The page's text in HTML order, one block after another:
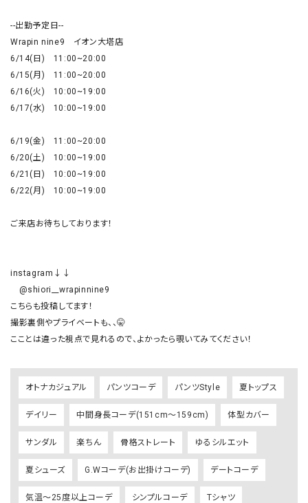
--出勤予定日--
Wrapin nine9　イオン大塔店
6/14(日)　11:00~20:00
6/15(月)　11:00~20:00
6/16(火)　10:00~19:00
6/17(水)　10:00~19:00
6/19(金)　11:00~20:00
6/20(土)　10:00~19:00
6/21(日)　10:00~19:00
6/22(月)　10:00~19:00
ご来店お待ちしております！
instagram↓↓
@shiori__wrapinnine9
こちらも投稿してます！
撮影裏側やプライベートも、、🤫
オトナカジュアル パンツコーデ パンツStyle 夏トップス
デイリー 中間身長コーデ(151cm～159cm) 体型カバー
サンダル 楽ちん 骨格ストレート ゆるシルエット
夏シューズ G.Wコーデ(お出掛けコーデ) デートコーデ
気温～25度以上コーデ シンプルコーデ Tシャツ